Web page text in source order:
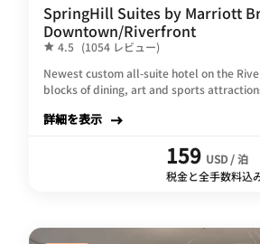
SpringHill Suites by Marriott
Downtown/Riverfront
4.5 (1054 レビュー)
Newest custom all-suite hotel on the
blocks of dining, art and sports
詳細を表示
159 USD / 泊
税金と全手数料込